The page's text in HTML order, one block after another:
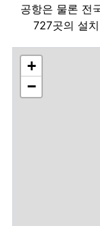
공항은 물론 전
727곳의 설
+
−